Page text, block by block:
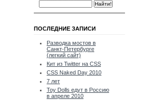
ПОСЛЕДНИЕ ЗАПИСИ
Разводка мостов в
Санкт-Петербурге
(легкий сайт)
Кит из Twitter на CSS
CSS Naked Day 2010
7 лет
Toy Dolls едут в Россию
в апреле 2010